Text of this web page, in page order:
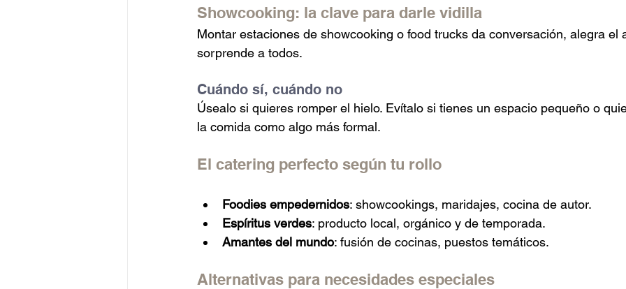
Showcooking: la clave para darle vidilla
Montar estaciones de showcooking o food trucks da conversación, alegra el
sorprende a todos.
Cuándo sí, cuándo no
Úsealo si quieres romper el hielo. Evítalo si tienes un espacio pequeño o
la comida como algo más formal.
El catering perfecto según tu rollo
Foodies empedernidos: showcookings, maridajes, cocina de autor.
Espíritus verdes: producto local, orgánico y de temporada.
Amantes del mundo: fusión de cocinas, puestos temáticos.
Alternativas para necesidades especiales